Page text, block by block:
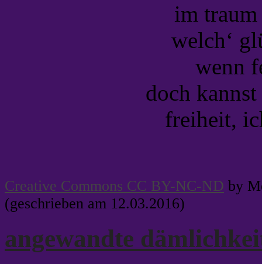
im
welch‘
wenn
doch
freiheit,
Creative Commons CC BY-NC-ND by
(geschrieben am 12.03.2016)
angewandte